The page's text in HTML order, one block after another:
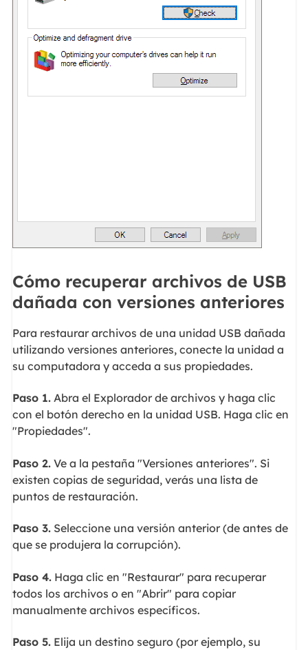
Cómo recuperar archivos de USB
dañada con versiones anteriores
Para restaurar archivos de una unidad USB dañada
utilizando versiones anteriores, conecte la unidad a
su computadora y acceda a sus propiedades.
Paso 1.Abra el Explorador de archivos y haga clic
con el botón derecho en la unidad USB. Haga clic en
"Propiedades".
Paso 2.Ve a la pestaña "Versiones anteriores". Si
existen copias de seguridad, verás una lista de
puntos de restauración.
Paso 3.Seleccione una versión anterior (de antes de
que se produjera la corrupción).
Paso 4.Haga clic en "Restaurar" para recuperar
todos los archivos o en "Abrir" para copiar
manualmente archivos específicos.
Paso 5.Elija un destino seguro (por ejemplo, su